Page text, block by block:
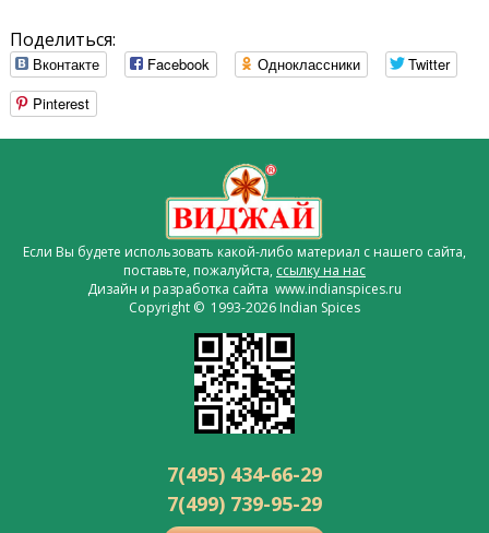
Поделиться:
Вконтакте Facebook Одноклассники
Twitter
Pinterest
Если Вы будете использовать какой-либо материал с нашего сайта,
поставьте, пожалуйста, ссылку на нас
Дизайн и разработка сайта www.indianspices.ru
Copyright © 1993-2026 Indian Spices
7(495) 434-66-29
7(499) 739-95-29